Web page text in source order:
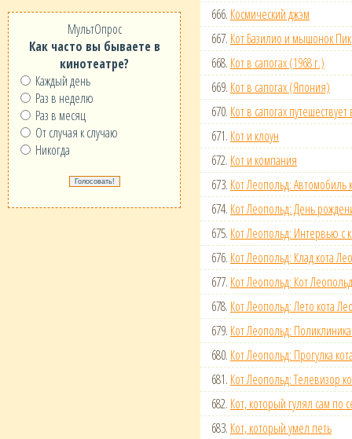
МультОпрос
Как часто вы бываете в
кинотеатре?
Каждый день
Раз в неделю
Раз в месяц
От случая к случаю
Никогда
666. Космический джэм
667. Кот Базилио и мышонок Пик
668. Кот в сапогах (1968 г.)
669. Кот в сапогах (Япония)
670. Кот в сапогах путешествует
671. Кот и клоун
672. Кот и компания
673. Кот Леопольд: Автомобиль
674. Кот Леопольд: День
675. Кот Леопольд: Интервью с
676. Кот Леопольд: Клад кота
677. Кот Леопольд: Кот
678. Кот Леопольд: Лето кота
679. Кот Леопольд:
680. Кот Леопольд: Прогулка
681. Кот Леопольд: Телевизор
682. Кот, который гулял сам по
683. Кот, который умел петь